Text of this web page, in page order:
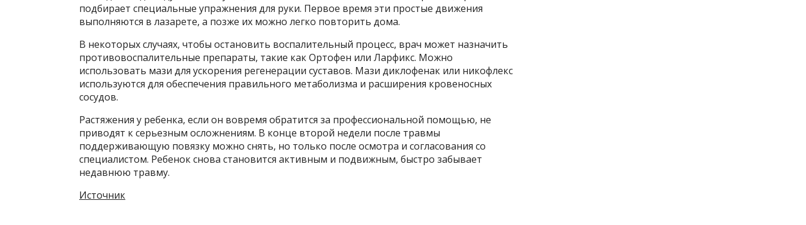
подбирает специальные упражнения для руки. Первое время эти простые движения
выполняются в лазарете, а позже их можно легко повторить дома.
В некоторых случаях, чтобы остановить воспалительный процесс, врач может назначить
противовоспалительные препараты, такие как Ортофен или Ларфикс. Можно
использовать мази для ускорения регенерации суставов. Мази диклофенак или никофлекс
используются для обеспечения правильного метаболизма и расширения кровеносных
сосудов.
Растяжения у ребенка, если он вовремя обратится за профессиональной помощью, не
приводят к серьезным осложнениям. В конце второй недели после травмы
поддерживающую повязку можно снять, но только после осмотра и согласования со
специалистом. Ребенок снова становится активным и подвижным, быстро забывает
недавнюю травму.
Источник